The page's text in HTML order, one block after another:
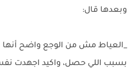
وبعدها قال:
_العياط مش من الوجع واضح
بسبب اللي حصل، واكيد اجهدت